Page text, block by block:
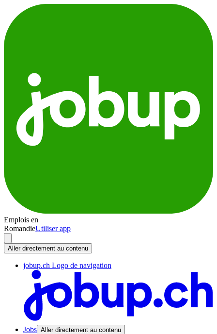
Emplois en
RomandieUtiliser app
Aller directement au contenu
jobup.ch Logo de navigation
Jobs Aller directement au contenu